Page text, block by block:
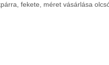
fekete, méret vásárlása